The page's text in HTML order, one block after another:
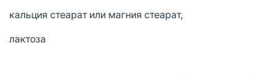
кальция стеарат или магния стеарат,
лактоза